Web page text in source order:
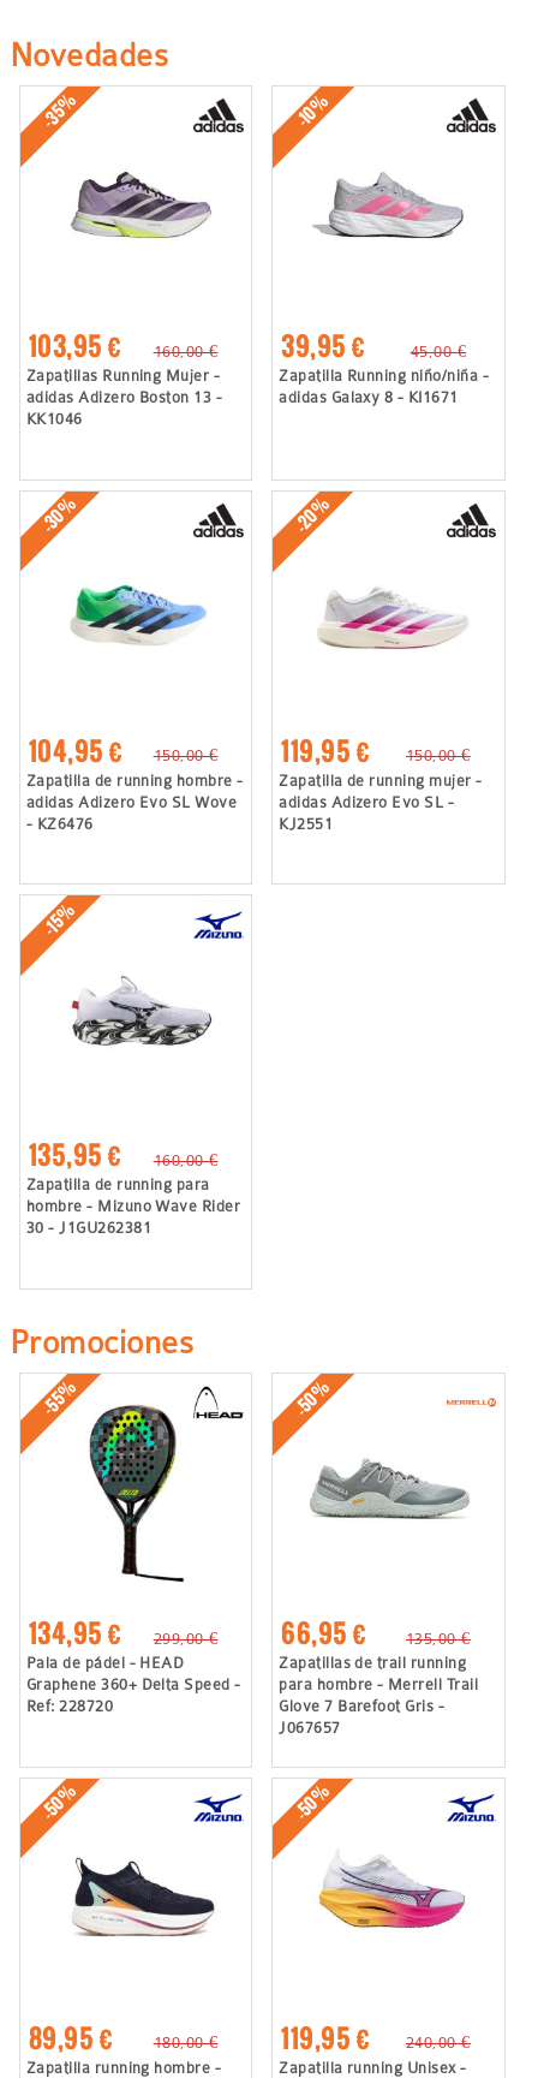
Novedades
-35%
103,95 €
160,00 €
Zapatillas Running Mujer -
adidas Adizero Boston 13 -
KK1046
-10%
39,95 €
45,00 €
Zapatilla Running niño/niña -
adidas Galaxy 8 - KI1671
-30%
104,95 €
150,00 €
Zapatilla de running hombre -
adidas Adizero Evo SL Wove
- KZ6476
-20%
119,95 €
150,00 €
Zapatilla de running mujer -
adidas Adizero Evo SL -
KJ2551
-15%
135,95 €
160,00 €
Zapatilla de running para
hombre - Mizuno Wave Rider
30 - J1GU262381
Promociones
-55%
134,95 €
299,00 €
Pala de pádel - HEAD
Graphene 360+ Delta Speed -
Ref: 228720
-50%
66,95 €
135,00 €
Zapatillas de trail running
para hombre - Merrell Trail
Glove 7 Barefoot Gris -
J067657
-50%
89,95 €
180,00 €
Zapatilla running hombre -
-50%
119,95 €
240,00 €
Zapatilla running Unisex -